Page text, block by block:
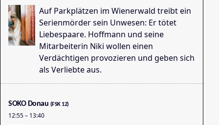
Auf Parkplätzen im Wienerwald treibt ein
Serienmörder sein Unwesen: Er tötet
Liebespaare. Hoffmann und seine
Mitarbeiterin Niki wollen einen
Verdächtigen provozieren und geben sich
als Verliebte aus.
SOKO Donau (FSK 12)
12:55– 13:40